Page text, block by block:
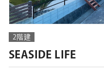
2階建
SEASIDE LIFE